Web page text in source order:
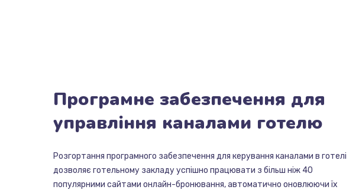
Програмне забезпечення для
управління каналами готелю
Розгортання програмного забезпечення для керування каналами в готелі
дозволяє готельному закладу успішно працювати з більш ніж 40
популярними сайтами онлайн-бронювання, автоматично оновлюючи їх